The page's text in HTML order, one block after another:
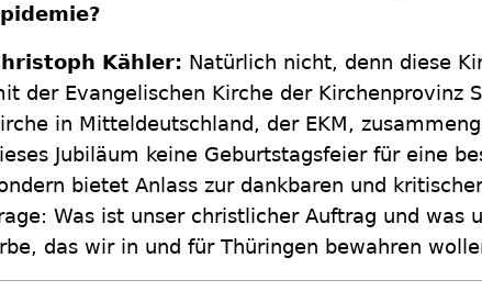
Kähler: Natürlich nicht, denn diese
der Evangelischen Kirche der Kirchenprovinz
in Mitteldeutschland, der EKM,
Jubiläum keine Geburtstagsfeier für eine
bietet Anlass zur dankbaren und
Was ist unser christlicher Auftrag und was
das wir in und für Thüringen bewahren